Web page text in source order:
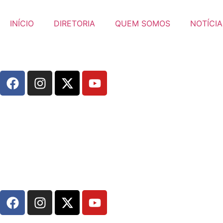
INÍCIO DIRETORIA QUEM SOMOS